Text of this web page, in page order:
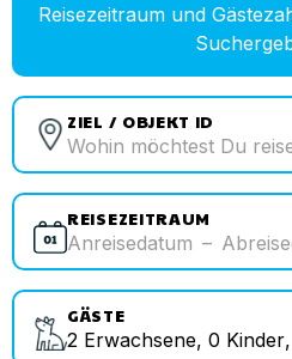
Reisezeitraum und
ZIEL / OBJEKT ID
REISEZEITRAUM
Anreisedatum –
GÄSTE
2 Erwachsene, 0 Kinder,